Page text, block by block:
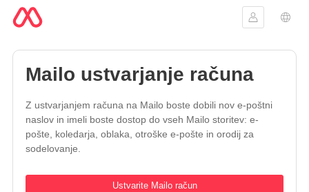
Vpis
Mailo ustvarjanje računa
Z ustvarjanjem računa na Mailo boste dobili nov e-poštni
naslov in imeli boste dostop do vseh Mailo storitev: e-
pošte, koledarja, oblaka, otroške e-pošte in orodij za
sodelovanje.
Ustvarite Mailo račun